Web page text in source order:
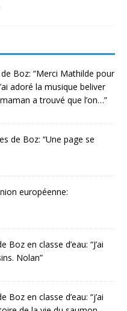
Boz: “Merci Mathilde pour
adoré la musique beliver
a trouvé que l’on…”
de Boz: “Une page se
européenne:
Boz en classe d’eau: “J’ai
Nolan”
Boz en classe d’eau: “j’ai